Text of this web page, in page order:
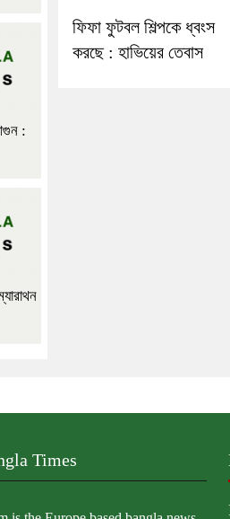
ফিফা ফুটবল শিল্পকে ধ্বংস
করছে : হাভিয়ের তেবাস
:
Times